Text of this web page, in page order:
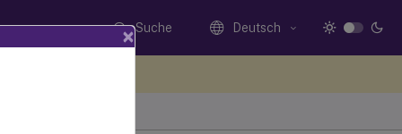
Suche Deutsch
×